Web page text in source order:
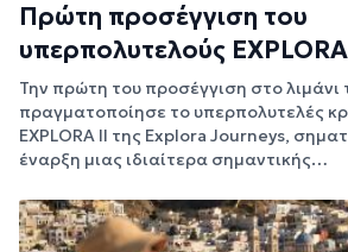
Πρώτη προσέγγιση του
υπερπολυτελούς
Την πρώτη του προσέγγιση στο λιμάνι
πραγματοποίησε το υπερπολυτελές
EXPLORA II της Explora Journeys,
έναρξη μιας ιδιαίτερα σημαντικής…